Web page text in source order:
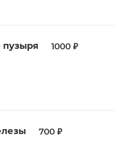
1000 ₽
700 ₽